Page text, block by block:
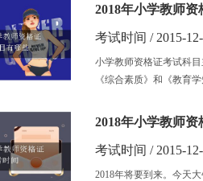
2018年小学教师
考试时间 / 2015-
小学教师资格证考试科
《综合素质》和《教育
2018年小学教师资
考试时间 / 2015-
2018年将要到来。今天